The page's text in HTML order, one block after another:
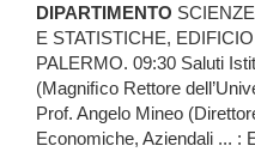
DIPARTIMENTO
E STATISTICHE,
PALERMO. 09:30 Saluti
(Magniﬁco Rettore
Prof. Angelo Mineo
Economiche, Aziendali ... :